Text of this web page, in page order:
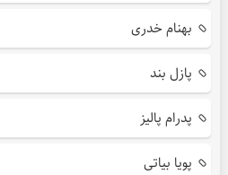
بهنام خدری
پازل بند
پدرام پالیز
پویا بیاتی